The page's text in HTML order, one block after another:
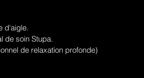
d'aigle.
de soin Stupa.
de relaxation profonde)